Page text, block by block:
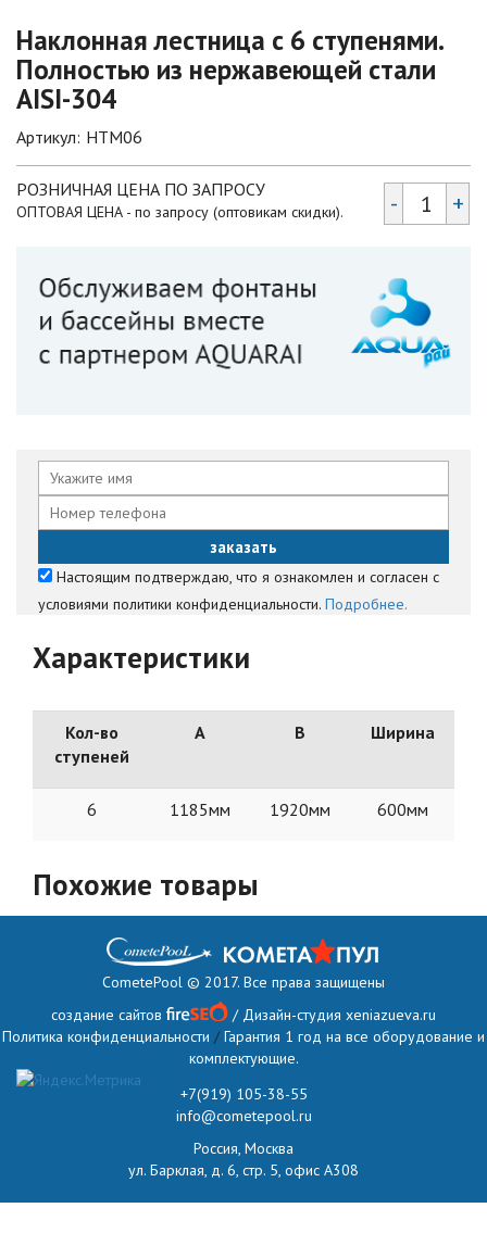
Наклонная лестница с 6 ступенями.
Полностью из нержавеющей стали
AISI-304
Артикул: HTM06
РОЗНИЧНАЯ ЦЕНА ПО ЗАПРОСУ
ОПТОВАЯ ЦЕНА - по запросу (оптовикам скидки). - +
Настоящим подтверждаю, что я ознакомлен и согласен с
условиями политики конфиденциальности. Подробнее.
Характеристики
Кол-во
ступеней
А B Ширина
6 1185мм 1920мм 600мм
Похожие товары
CometePool © 2017. Все права защищены
создание сайтов
/ Дизайн-студия xeniazueva.ru
Политика конфиденциальности / Гарантия 1 год на все оборудование и
комплектующие.
+7(919) 105-38-55
info@cometepool.ru
Россия, Москва
ул. Барклая, д. 6, стр. 5, офис А308